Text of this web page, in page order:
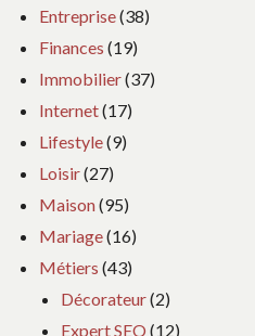
Entreprise(38)
Finances (19)
Immobilier(37)
Internet(17)
Lifestyle(9)
Loisir(27)
Maison(95)
Mariage(16)
Métiers (43)
Décorateur(2)
Expert SEO (12)